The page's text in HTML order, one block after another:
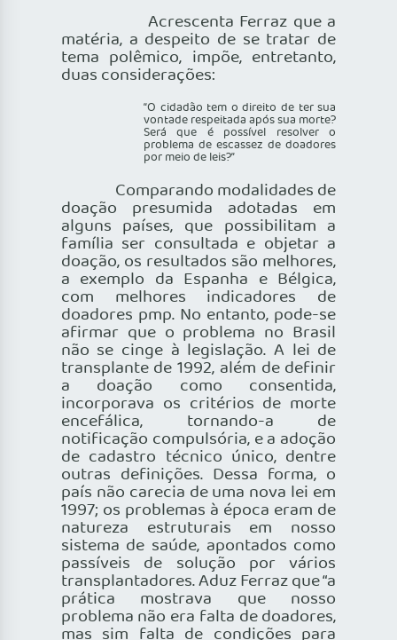
Acrescenta Ferraz que a
matéria, a despeito de se tratar de
tema polêmico, impõe, entretanto,
duas considerações:
“O cidadão tem o direito de ter sua
vontade respeitada após sua morte?
Será que é possível resolver o
problema de escassez de doadores
por meio de leis?”
Comparando modalidades de
doação presumida adotadas em
alguns países, que possibilitam a
família ser consultada e objetar a
doação, os resultados são melhores,
a exemplo da Espanha e Bélgica,
com melhores indicadores de
doadores pmp. No entanto, pode-se
afirmar que o problema no Brasil
não se cinge à legislação. A lei de
transplante de 1992, além de definir
a doação como consentida,
incorporava os critérios de morte
encefálica, tornando-a de
notificação compulsória, e a adoção
de cadastro técnico único, dentre
outras definições. Dessa forma, o
país não carecia de uma nova lei em
1997; os problemas à época eram de
natureza estruturais em nosso
sistema de saúde, apontados como
passíveis de solução por vários
transplantadores. Aduz Ferraz que “a
prática mostrava que nosso
problema não era falta de doadores,